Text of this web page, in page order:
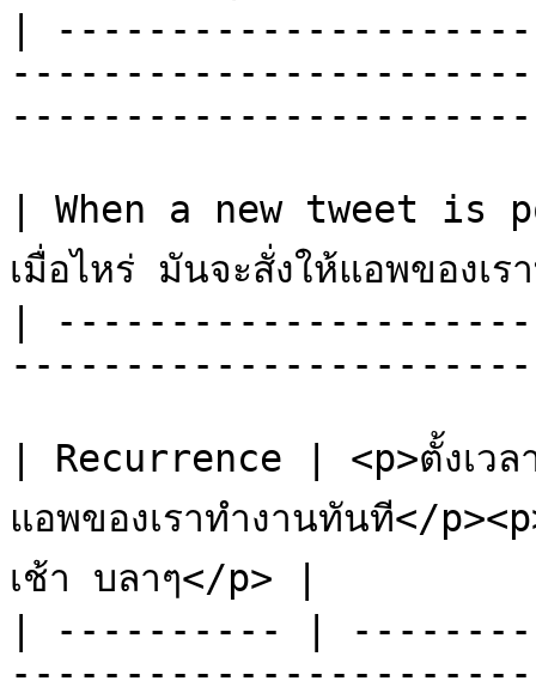
|
| When a new tweet is
เมื่อไหร่ มันจะสั่งให้แอพของเ
|
| Recurrence | <p>ตั้งเวล
แอพของเราทำงานทันที</
เช้า บลาๆ</p> |
| ---------- |